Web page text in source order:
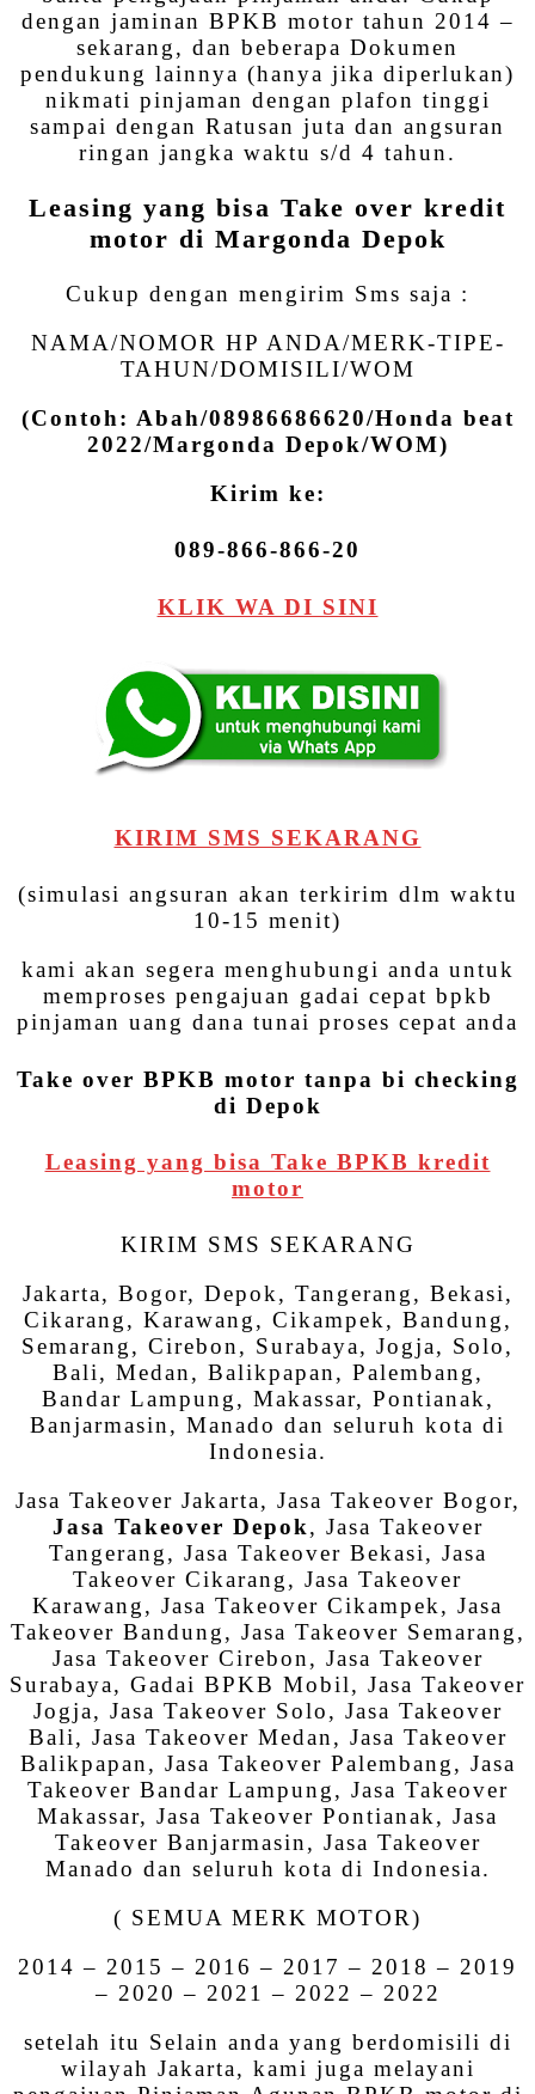
dengan jaminan BPKB motor tahun 2014 –
sekarang, dan beberapa Dokumen
pendukung lainnya (hanya jika diperlukan)
nikmati pinjaman dengan plafon tinggi
sampai dengan Ratusan juta dan angsuran
ringan jangka waktu s/d 4 tahun.
Leasing yang bisa Take over kredit
motor di Margonda Depok
Cukup dengan mengirim Sms saja :
NAMA/NOMOR HP ANDA/MERK-TIPE-
TAHUN/DOMISILI/WOM
(Contoh: Abah/08986686620/Honda beat
2022/Margonda Depok/WOM)
Kirim ke:
089-866-866-20
KLIK WA DI SINI
KIRIM SMS SEKARANG
(simulasi angsuran akan terkirim dlm waktu
10-15 menit)
kami akan segera menghubungi anda untuk
memproses pengajuan gadai cepat bpkb
pinjaman uang dana tunai proses cepat anda
Take over BPKB motor tanpa bi checking
di Depok
Leasing yang bisa Take BPKB kredit
motor
KIRIM SMS SEKARANG
Jakarta, Bogor, Depok, Tangerang, Bekasi,
Cikarang, Karawang, Cikampek, Bandung,
Semarang, Cirebon, Surabaya, Jogja, Solo,
Bali, Medan, Balikpapan, Palembang,
Bandar Lampung, Makassar, Pontianak,
Banjarmasin, Manado dan seluruh kota di
Indonesia.
Jasa Takeover Jakarta, Jasa Takeover Bogor,
Jasa Takeover Depok, Jasa Takeover
Tangerang, Jasa Takeover Bekasi, Jasa
Takeover Cikarang, Jasa Takeover
Karawang, Jasa Takeover Cikampek, Jasa
Takeover Bandung, Jasa Takeover Semarang,
Jasa Takeover Cirebon, Jasa Takeover
Surabaya, Gadai BPKB Mobil, Jasa Takeover
Jogja, Jasa Takeover Solo, Jasa Takeover
Bali, Jasa Takeover Medan, Jasa Takeover
Balikpapan, Jasa Takeover Palembang, Jasa
Takeover Bandar Lampung, Jasa Takeover
Makassar, Jasa Takeover Pontianak, Jasa
Takeover Banjarmasin, Jasa Takeover
Manado dan seluruh kota di Indonesia.
( SEMUA MERK MOTOR)
2014 – 2015 – 2016 – 2017 – 2018 – 2019
– 2020 – 2021 – 2022 – 2022
setelah itu Selain anda yang berdomisili di
wilayah Jakarta, kami juga melayani